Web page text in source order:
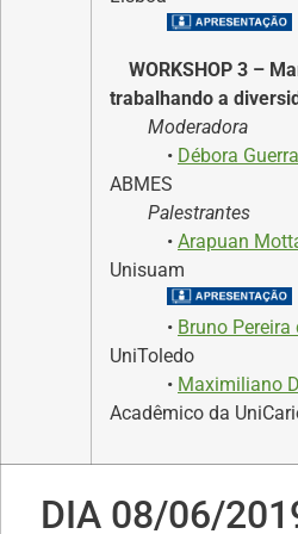
WORKSHOP 3 –
trabalhando a
Moderadora
• Débora Guerra
ABMES
Palestrantes
• Arapuan
Unisuam
• Bruno Pereira
UniToledo
• Maximiliano
Acadêmico da
DIA 08/06/